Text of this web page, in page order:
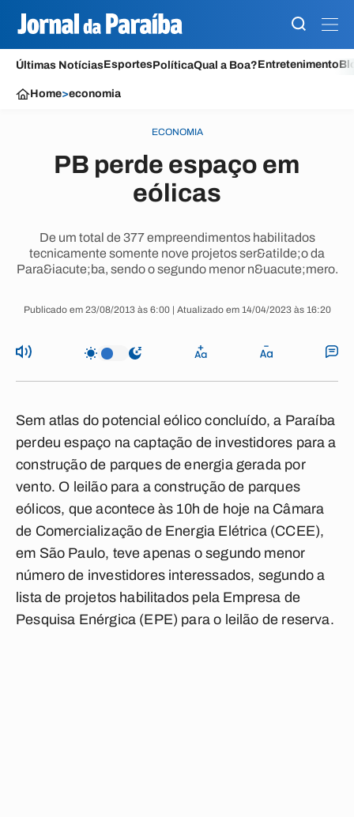
Últimas NotíciasEsportesPolíticaQual a Boa?Entretenimento
Home>economia
ECONOMIA
PB perde espaço em
eólicas
De um total de 377 empreendimentos habilitados
tecnicamente somente nove projetos ser&atilde;o da
Para&iacute;ba, sendo o segundo menor n&uacute;mero.
Publicado em 23/08/2013 às 6:00 | Atualizado em 14/04/2023 às 16:20
Sem atlas do potencial eólico concluído, a Paraíba
perdeu espaço na captação de investidores para a
construção de parques de energia gerada por
vento. O leilão para a construção de parques
eólicos, que acontece às 10h de hoje na Câmara
de Comercialização de Energia Elétrica (CCEE),
em São Paulo, teve apenas o segundo menor
número de investidores interessados, segundo a
lista de projetos habilitados pela Empresa de
Pesquisa Enérgica (EPE) para o leilão de reserva.